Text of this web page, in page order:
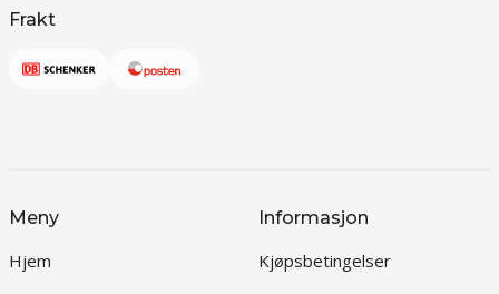
Frakt
Meny
Hjem
Informasjon
Kjøpsbetingelser